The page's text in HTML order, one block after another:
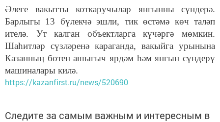
Әлеге вакытты коткаручылар янгынны сүндерә.
Барлыгы 13 бүлекчә эшли, тик өстәмә көч таләп
ителә. Ут калган объектларга күчәргә мөмкин.
Шаһитләр сүзләренә караганда, вакыйга урынына
Казанның бөтен ашыгыч ярдәм һәм янгын сүндерү
машиналары килә.
https://kazanfirst.ru/news/520690
Следите за самым важным и интересным в